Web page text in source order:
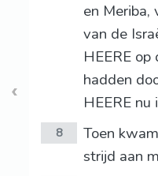
en Meriba,
van de
HEERE
hadden
HEERE
8
Toen
strijd aan